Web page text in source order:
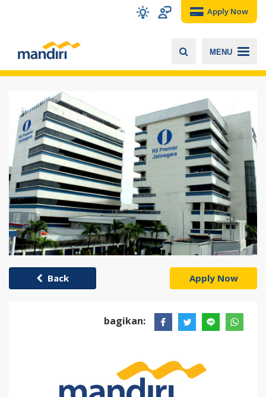
Apply Now
MENU
Back Apply Now
bagikan: